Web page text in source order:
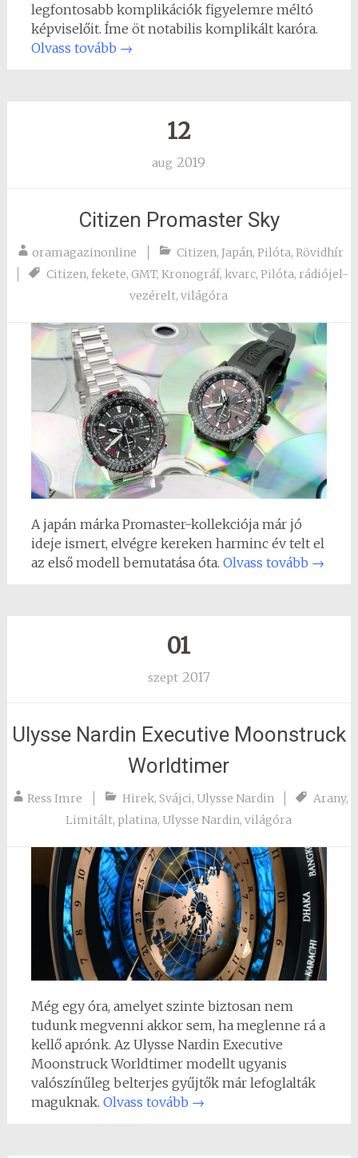
legfontosabb komplikációk figyelemre méltó
képviselőit. Íme öt notabilis komplikált karóra.
Olvass tovább →
12
aug 2019
Citizen Promaster Sky
oramagazinonline Citizen, Japán, Pilóta, Rövidhír
Citizen, fekete, GMT, Kronográf, kvarc, Pilóta, rádiójel-
vezérelt,világóra
A japán márka Promaster-kollekciója már jó
ideje ismert, elvégre kereken harminc év telt el
az első modell bemutatása óta. Olvass tovább →
01
szept 2017
Ulysse Nardin Executive Moonstruck
Worldtimer
Ress Imre Hirek, Svájci, Ulysse Nardin Arany,
Limitált, platina, Ulysse Nardin,világóra
Még egy óra, amelyet szinte biztosan nem
tudunk megvenni akkor sem, ha meglenne rá a
kellő aprónk. Az Ulysse Nardin Executive
Moonstruck Worldtimer modellt ugyanis
valószínűleg belterjes gyűjtők már lefoglalták
maguknak. Olvass tovább →